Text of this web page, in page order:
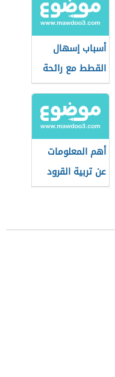
أسباب إسهال
القطط مع رائحة
كريهة
أهم المعلومات
عن تربية القرود
المنزلية